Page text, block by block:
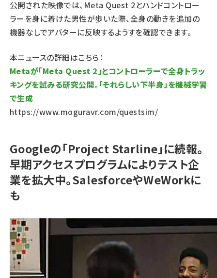
公開された映像では、Meta Quest 2とハンドコントロー
ラーを身に着けた男性が歩いた際、全身の動きを追加の
機器なしでアバターに反映するようすを確認できます。
本ニュースの詳細はこちら：
Metaが「Meta Quest 2」とコントローラーで全身トラッ
キングを試みる研究公開。「それらしい下半身」を機械学習
で生成
https://www.moguravr.com/questsim/
Googleの「Project Starline」に続報。
早期アクセスプログラムによりテスト企
業を拡大中。SalesforceやWeWorkに
も